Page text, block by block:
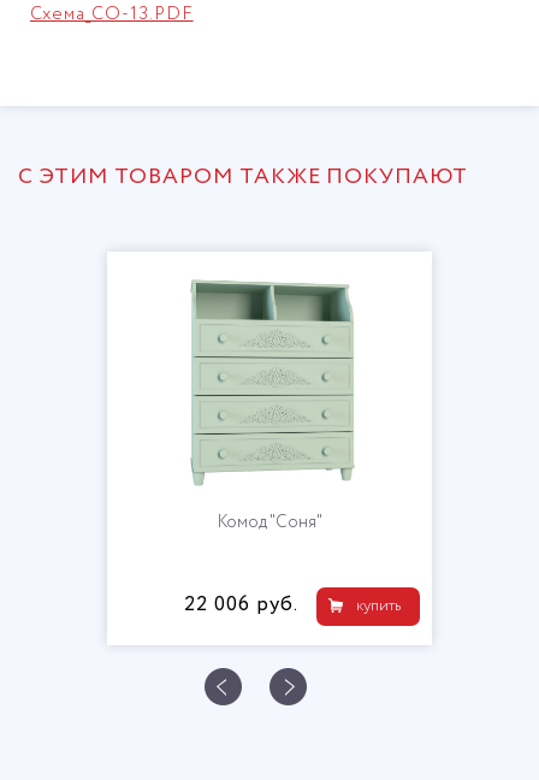
Схема_СО-13.PDF
С ЭТИМ ТОВАРОМ ТАКЖЕ ПОКУПАЮТ
12 706 руб.